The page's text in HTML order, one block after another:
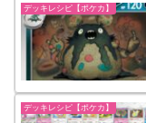
デッキレシピ【ポケカ】
デッキレシピ【ポケカ】